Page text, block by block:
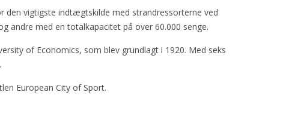
den vigtigste indtægtskilde med strandressorterne ved
andre med en totalkapacitet på over 60.000 senge.
of Economics, som blev grundlagt i 1920. Med seks
European City of Sport.